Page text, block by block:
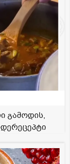
გამოდის,